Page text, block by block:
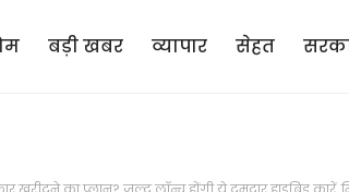
बड़ी खबर व्यापार सेहत